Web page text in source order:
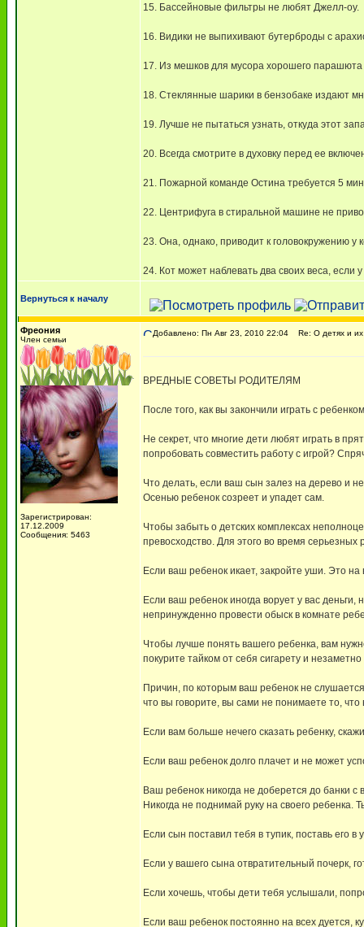
15. Бассейновые фильтры не любят Джелл-оу.
16. Видики не выпихивают бутерброды с
17. Из мешков для мусора хорошего
18. Стеклянные шарики в бензобаке издают
19. Лучше не пытаться узнать, откуда этот
20. Всегда смотрите в духовку перед ее
21. Пожарной команде Остина требуется 5
22. Центрифуга в стиральной машине не
23. Она, однако, приводит к головокружению у
24. Кот может наблевать два своих веса, если
Вернуться к началу
Фреония
Член семьи
Зарегистрирован:
17.12.2009
Сообщения: 5463
Добавлено: Пн Авг 23, 2010 22:04 Re: О детях и их
ВРЕДНЫЕ СОВЕТЫ РОДИТЕЛЯМ
После того, как вы закончили играть с
Не секрет, что многие дети любят играть в
попробовать совместить работу с игрой?
Что делать, если ваш сын залез на дерево и
Осенью ребенок созреет и упадет сам.
Чтобы забыть о детских комплексах
превосходство. Для этого во время серьезных
Если ваш ребенок икает, закройте уши. Это на
Если ваш ребенок иногда ворует у вас деньги,
непринужденно провести обыск в комнате
Чтобы лучше понять вашего ребенка, вам
покурите тайком от себя сигарету и
Причин, по которым ваш ребенок не
что вы говорите, вы сами не понимаете то,
Если вам больше нечего сказать ребенку,
Если ваш ребенок долго плачет и не может
Ваш ребенок никогда не доберется до банки
Никогда не поднимай руку на своего
Если сын поставил тебя в тупик, поставь его в
Если у вашего сына отвратительный почерк,
Если хочешь, чтобы дети тебя услышали,
Если ваш ребенок постоянно на всех дуется,